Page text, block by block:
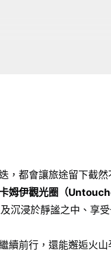
指南
，都會讓旅途留下截然
卡姆伊觀光圈（
沉浸於靜謐之中、享
續前行，還能邂逅火